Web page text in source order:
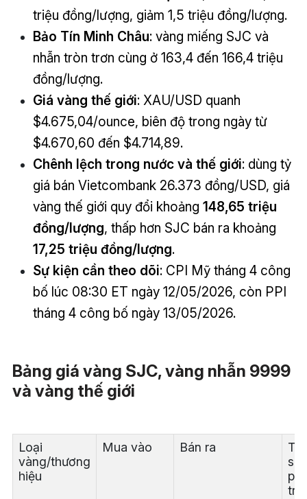
triệu đồng/lượng, giảm 1,5 triệu đồng/lượng.
Bảo Tín Minh Châu: vàng miếng SJC và
nhẫn tròn trơn cùng ở 163,4 đến 166,4 triệu
đồng/lượng.
Giá vàng thế giới: XAU/USD quanh
$4.675,04/ounce, biên độ trong ngày từ
$4.670,60 đến $4.714,89.
Chênh lệch trong nước và thế giới: dùng tỷ
giá bán Vietcombank 26.373 đồng/USD, giá
vàng thế giới quy đổi khoảng 148,65 triệu
đồng/lượng, thấp hơn SJC bán ra khoảng
17,25 triệu đồng/lượng.
Sự kiện cần theo dõi: CPI Mỹ tháng 4 công
bố lúc 08:30 ET ngày 12/05/2026, còn PPI
tháng 4 công bố ngày 13/05/2026.
Bảng giá vàng SJC, vàng nhẫn 9999
và vàng thế giới
Loại
vàng/thương
hiệu
Mua vào Bán ra
so